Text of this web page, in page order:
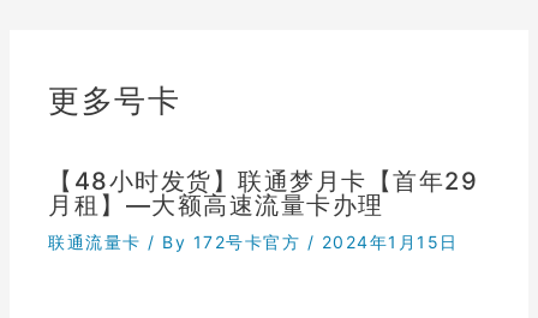
更多号卡
【48小时发货】联通梦月卡【首年29
月租】—大额高速流量卡办理
联通流量卡 / By 172号卡官方 / 2024年1月15日